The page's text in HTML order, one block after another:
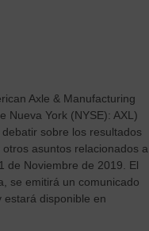
altamente
para acelerar el
clientes y segmentos
Axle & Manufacturing
Nueva York (NYSE): AXL)
sobre los resultados
asuntos relacionados a
de Noviembre de 2019. El
se emitirá un comunicado
estará disponible en